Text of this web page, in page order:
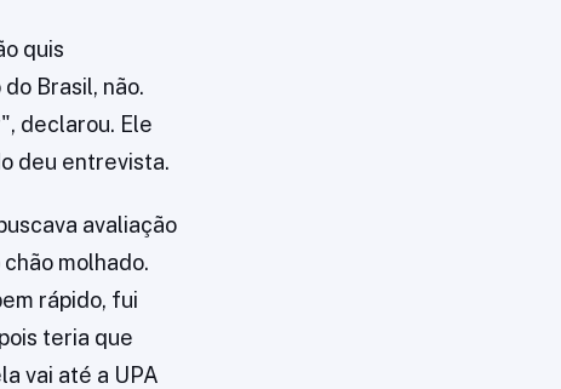
quis
Brasil, não.
declarou. Ele
deu entrevista.
avaliação
molhado.
rápido, fui
teria que
vai até a UPA